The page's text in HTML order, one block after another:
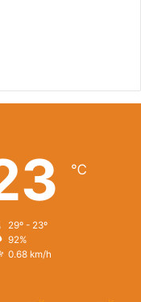
℃
29º - 23º
92%
0.68 km/h